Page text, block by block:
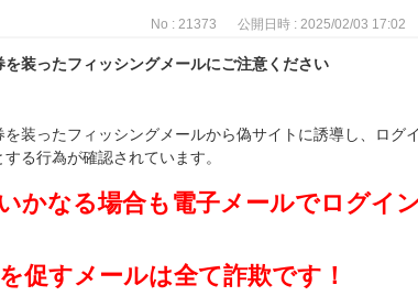
No : 21373 公開日時 : 2025/02/03 17:02
を装ったフィッシングメールにご注意ください
を装ったフィッシングメールから偽サイトに誘導し、ログ
る行為が確認されています。
かなる場合も電子メールでログイ
促すメールは全て詐欺です！